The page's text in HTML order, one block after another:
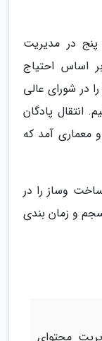
در مدیریت
اساس احتیاج
در شورای عالی
انتقال پادگان
و معماری آمد که
ساخت وساز را در
و زمان بندی
محتوای